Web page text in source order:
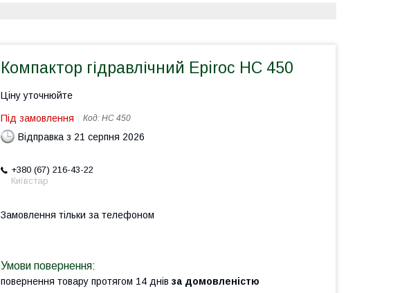
Компактор гідравлічний Epiroc HC 450
Ціну уточнюйте
Під замовлення Код: HC 450
Відправка з 21 серпня 2026
+380 (67) 216-43-22
Київстар
Замовлення тільки за телефоном
повернення товару протягом 14 днів за домовленістю